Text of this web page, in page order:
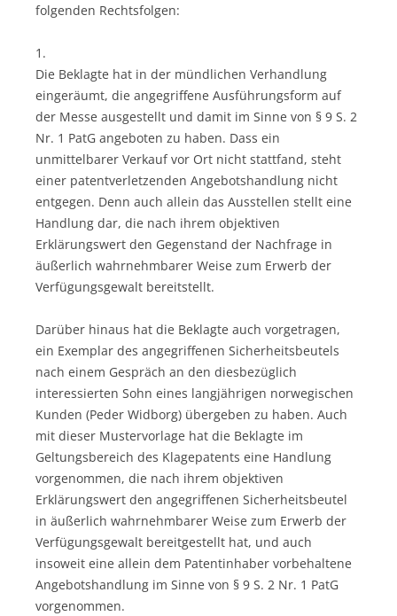
folgenden Rechtsfolgen:
1.
Die Beklagte hat in der mündlichen Verhandlung
eingeräumt, die angegriffene Ausführungsform auf
der Messe ausgestellt und damit im Sinne von § 9 S. 2
Nr. 1 PatG angeboten zu haben. Dass ein
unmittelbarer Verkauf vor Ort nicht stattfand, steht
einer patentverletzenden Angebotshandlung nicht
entgegen. Denn auch allein das Ausstellen stellt eine
Handlung dar, die nach ihrem objektiven
Erklärungswert den Gegenstand der Nachfrage in
äußerlich wahrnehmbarer Weise zum Erwerb der
Verfügungsgewalt bereitstellt.
Darüber hinaus hat die Beklagte auch vorgetragen,
ein Exemplar des angegriffenen Sicherheitsbeutels
nach einem Gespräch an den diesbezüglich
interessierten Sohn eines langjährigen norwegischen
Kunden (Peder Widborg) übergeben zu haben. Auch
mit dieser Mustervorlage hat die Beklagte im
Geltungsbereich des Klagepatents eine Handlung
vorgenommen, die nach ihrem objektiven
Erklärungswert den angegriffenen Sicherheitsbeutel
in äußerlich wahrnehmbarer Weise zum Erwerb der
Verfügungsgewalt bereitgestellt hat, und auch
insoweit eine allein dem Patentinhaber vorbehaltene
Angebotshandlung im Sinne von § 9 S. 2 Nr. 1 PatG
vorgenommen.